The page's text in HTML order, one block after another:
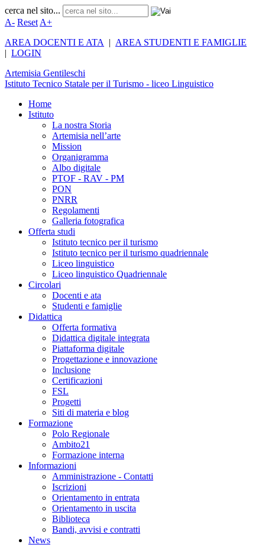
cerca nel sito...
A- Reset A+
AREA DOCENTI E ATA
| AREA STUDENTI E FAMIGLIE
| LOGIN
Artemisia Gentileschi
Istituto Tecnico Statale per il Turismo - liceo Linguistico
Home
Istituto
La nostra Storia
Artemisia nell’arte
Mission
Organigramma
Albo digitale
PTOF - RAV - PM
PON
PNRR
Regolamenti
Galleria fotografica
Offerta studi
Istituto tecnico per il turismo
Istituto tecnico per il turismo quadriennale
Liceo linguistico
Liceo linguistico Quadriennale
Circolari
Docenti e ata
Studenti e famiglie
Didattica
Offerta formativa
Didattica digitale integrata
Piattaforma digitale
Progettazione e innovazione
Inclusione
Certificazioni
FSL
Progetti
Siti di materia e blog
Formazione
Polo Regionale
Ambito21
Formazione interna
Informazioni
Amministrazione - Contatti
Iscrizioni
Orientamento in entrata
Orientamento in uscita
Biblioteca
Bandi, avvisi e contratti
News